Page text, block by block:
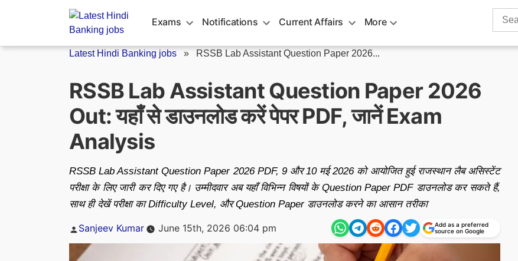
Exams Notifications Current Affairs More
Search
Latest Hindi Banking jobs » RSSB Lab Assistant Question Paper 2026...
RSSB Lab Assistant Question Paper 2026
Out: यहाँ से डाउनलोड करें पेपर PDF, जानें Exam
Analysis
RSSB Lab Assistant Question Paper 2026 PDF, 9 और 10 मई 2026 को आयोजित हुई राजस्थान लैब असिस्टेंट
परीक्षा के लिए जारी कर दिए गए है। उम्मीदवार अब यहाँ विभिन्न विषयों के Question Paper PDF डाउनलोड कर सकते हैं,
साथ ही देखें परीक्षा का Difficulty Level, और Question Paper डाउनलोड करने का आसान तरीका
Posted
Sanjeev Kumar June 15th, 2026 06:04 pm
Add as a preferred
source on Google